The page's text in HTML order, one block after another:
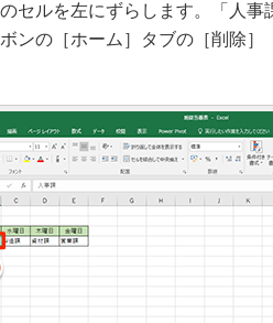
のセルを左にずらします。「人
ンの［ホーム］タブの［削除